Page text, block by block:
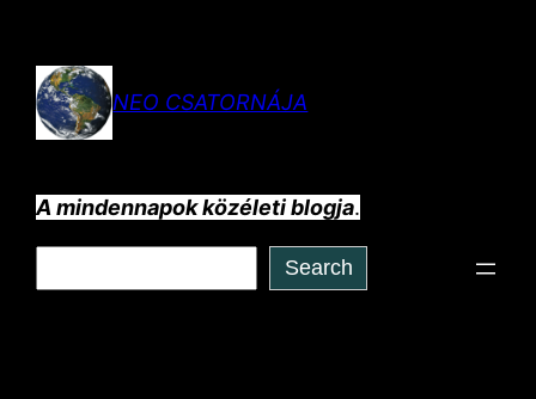
tartalomhozNEO CSATORNÁJA
A mindennapok közéleti blogja.
Search